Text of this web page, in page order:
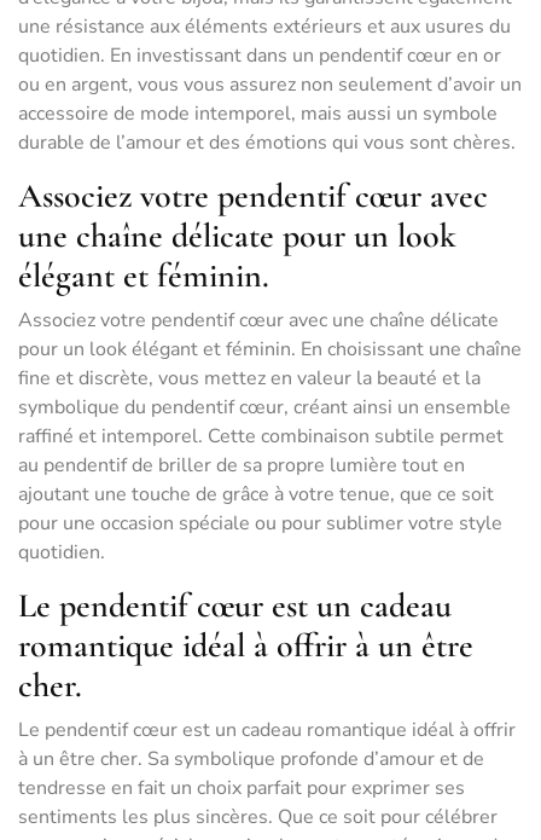
une résistance aux éléments extérieurs et aux usures du
quotidien. En investissant dans un pendentif cœur en or
ou en argent, vous vous assurez non seulement d’avoir un
accessoire de mode intemporel, mais aussi un symbole
durable de l’amour et des émotions qui vous sont chères.
Associez votre pendentif cœur avec
une chaîne délicate pour un look
élégant et féminin.
Associez votre pendentif cœur avec une chaîne délicate
pour un look élégant et féminin. En choisissant une chaîne
fine et discrète, vous mettez en valeur la beauté et la
symbolique du pendentif cœur, créant ainsi un ensemble
raffiné et intemporel. Cette combinaison subtile permet
au pendentif de briller de sa propre lumière tout en
ajoutant une touche de grâce à votre tenue, que ce soit
pour une occasion spéciale ou pour sublimer votre style
quotidien.
Le pendentif cœur est un cadeau
romantique idéal à offrir à un être
cher.
Le pendentif cœur est un cadeau romantique idéal à offrir
à un être cher. Sa symbolique profonde d’amour et de
tendresse en fait un choix parfait pour exprimer ses
sentiments les plus sincères. Que ce soit pour célébrer